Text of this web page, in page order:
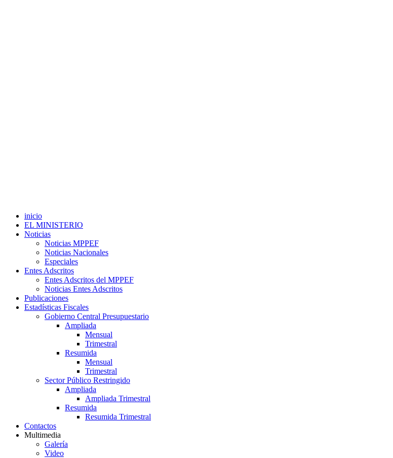
inicio
EL MINISTERIO
Noticias
Noticias MPPEF
Noticias Nacionales
Especiales
Entes Adscritos
Entes Adscritos del MPPEF
Noticias Entes Adscritos
Publicaciones
Estadísticas Fiscales
Gobierno Central Presupuestario
Ampliada
Mensual
Trimestral
Resumida
Mensual
Trimestral
Sector Público Restringido
Ampliada
Ampliada Trimestral
Resumida
Resumida Trimestral
Contactos
Multimedia
Galería
Video